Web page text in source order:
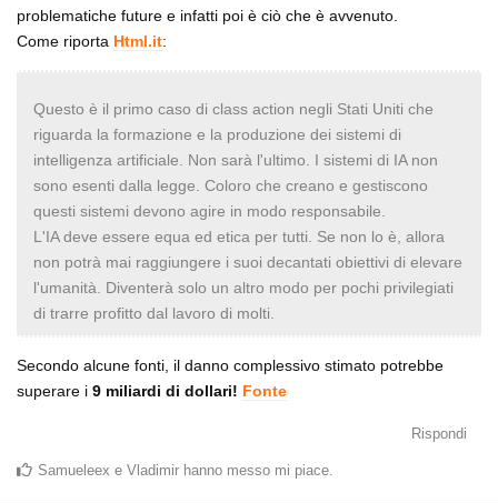
problematiche future e infatti poi è ciò che è avvenuto.
Come riporta Html.it:
Questo è il primo caso di class action negli Stati Uniti che
riguarda la formazione e la produzione dei sistemi di
intelligenza artificiale. Non sarà l'ultimo. I sistemi di IA non
sono esenti dalla legge. Coloro che creano e gestiscono
questi sistemi devono agire in modo responsabile.
L'IA deve essere equa ed etica per tutti. Se non lo è, allora
non potrà mai raggiungere i suoi decantati obiettivi di elevare
l'umanità. Diventerà solo un altro modo per pochi privilegiati
di trarre profitto dal lavoro di molti.
Secondo alcune fonti, il danno complessivo stimato potrebbe
superare i 9 miliardi di dollari! Fonte
Rispondi
Samueleex e Vladimir hanno messo mi piace